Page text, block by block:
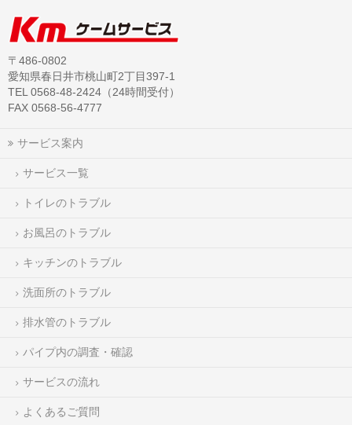
〒486-0802
愛知県春日井市桃山町2丁目397-1
TEL 0568-48-2424（24時間受付）
FAX 0568-56-4777
サービス案内
サービス一覧
トイレのトラブル
お風呂のトラブル
キッチンのトラブル
洗面所のトラブル
排水管のトラブル
パイプ内の調査・確認
サービスの流れ
よくあるご質問